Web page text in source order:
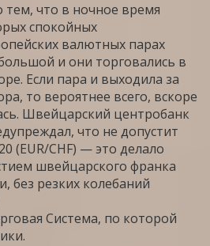
тем, что в ночное время
спокойных
валютных парах
и они торговались в
Если пара и выходила за
то вероятнее всего, вскоре
Швейцарский центробанк
что не допустит
(EUR/CHF) — это делало
швейцарского франка
без резких колебаний
Система, по которой